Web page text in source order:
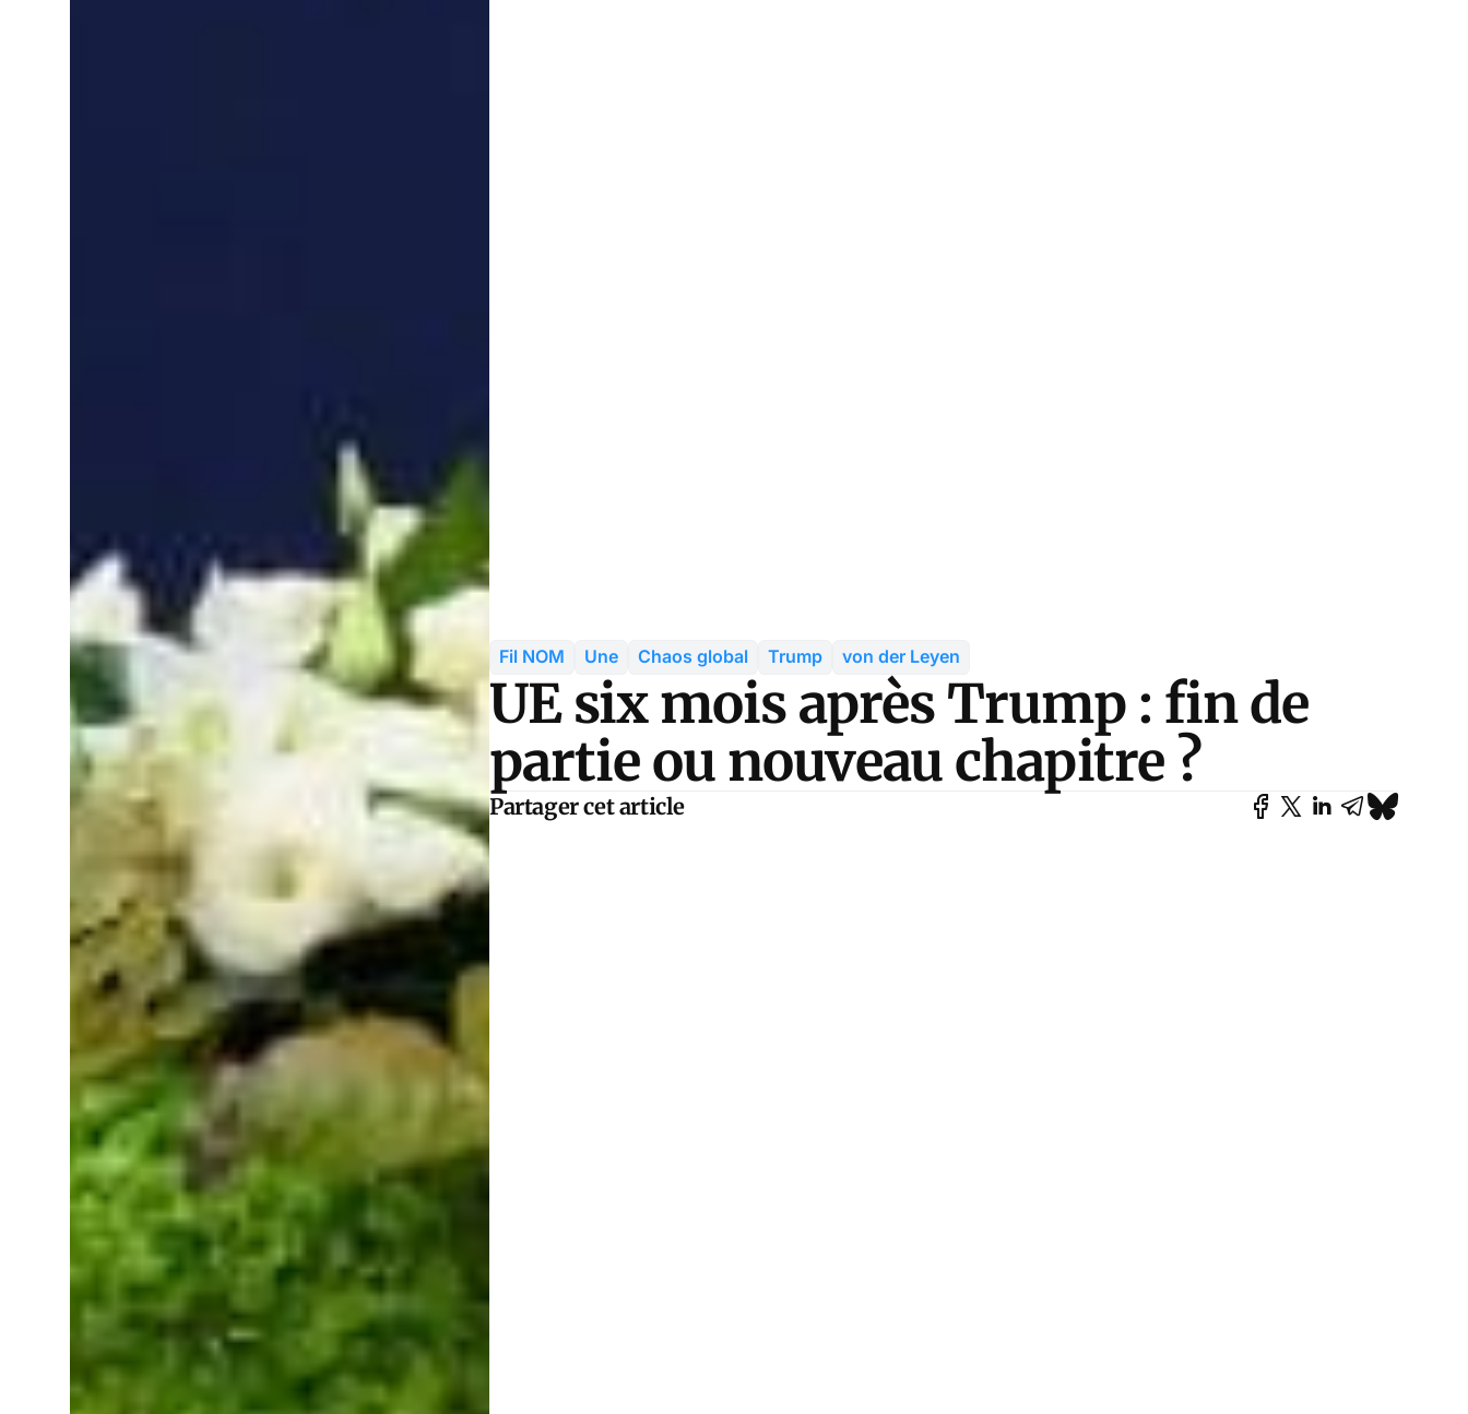
Fil NOM Une Chaos global Trump von der Leyen
UE six mois après Trump : fin de
partie ou nouveau chapitre ?
Partager cet article